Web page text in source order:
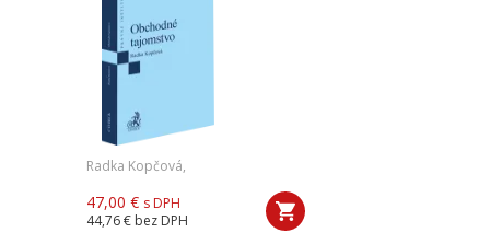
Radka Kopčová,
47,00 € s DPH
44,76 € bez DPH